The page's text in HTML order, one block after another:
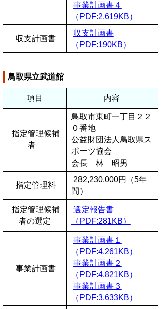
事業計画書４
（PDF:2,619KB）
収支計画書
収支計画書
（PDF:190KB）
鳥取県立武道館
項目 内容
指定管理候補
者
鳥取市東町一丁目２２
０番地
公益財団法人鳥取県ス
ポーツ協会
会長 林 昭男
指定管理料
282,230,000円（5年
間）
指定管理候補
者の選定
選定報告書
（PDF:281KB）
事業計画書
事業計画書１
（PDF:4,261KB）
事業計画書２
（PDF:4,821KB）
事業計画書３
（PDF:3,633KB）